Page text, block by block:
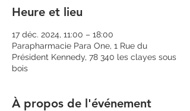
Heure et lieu
17 déc. 2024, 11:00 – 18:00
Parapharmacie Para One, 1 Rue du
Président Kennedy, 78 340 les clayes sous
bois
À propos de l'événement